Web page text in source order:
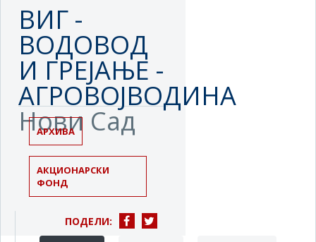
ВИГ -
ВОДОВОД
И ГРЕЈАЊЕ -
АГРОВОЈВОДИНА
Нови Сад
АРХИВА
АКЦИОНАРСКИ
ФОНД
ПОДЕЛИ: